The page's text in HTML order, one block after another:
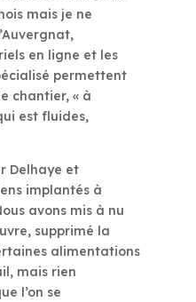
mais je ne
en ligne et les
permettent
chantier, « à
est fluides,
Delhaye et
implantés à
avons mis à nu
supprimé la
alimentations
mais rien
l’on se